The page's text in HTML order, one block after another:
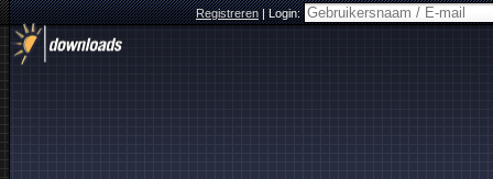
Registreren|Login: